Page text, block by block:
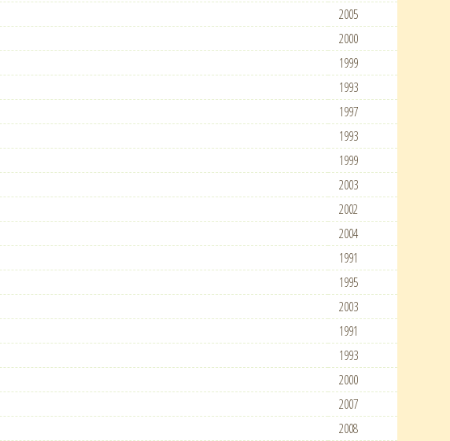
2005
2000
1999
1993
1997
1993
1999
2003
2002
2004
1991
1995
2003
1991
1993
2000
2007
2008